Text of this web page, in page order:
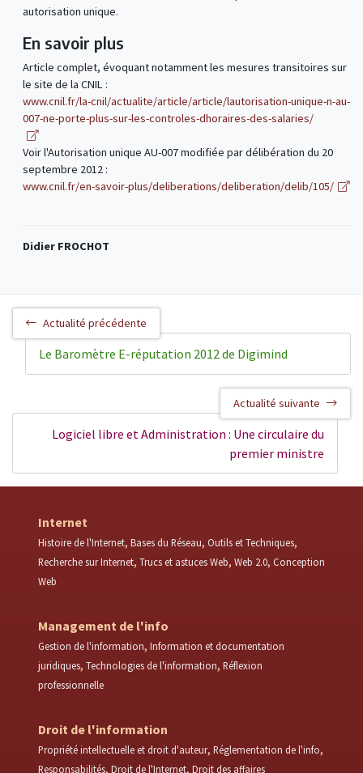
autorisation unique.
En savoir plus
Article complet, évoquant notamment les mesures transitoires sur
le site de la CNIL :
www.cnil.fr/la-cnil/actualite/article/article/lautorisation-unique-n-au-
007-ne-porte-plus-sur-les-controles-dhoraires-des-salaries/
Voir l'Autorisation unique AU-007 modifiée par délibération du 20
septembre 2012 :
www.cnil.fr/en-savoir-plus/deliberations/deliberation/delib/105/
Didier FROCHOT
Actualité précédente
Le Baromètre E-réputation 2012 de Digimind
Actualité suivante
Logiciel libre et Administration : Une circulaire du
premier ministre
Internet
Histoire de l'Internet Bases du Réseau Outils et Techniques
Recherche sur Internet Trucs et astuces Web Web 2.0 Conception
Web
Management de l'info
Gestion de l'information Information et documentation
juridiques Technologies de l'information Réflexion
professionnelle
Droit de l'information
Propriété intellectuelle et droit d'auteur Réglementation de l'info
Responsabilités Droit de l'Internet Droit des affaires